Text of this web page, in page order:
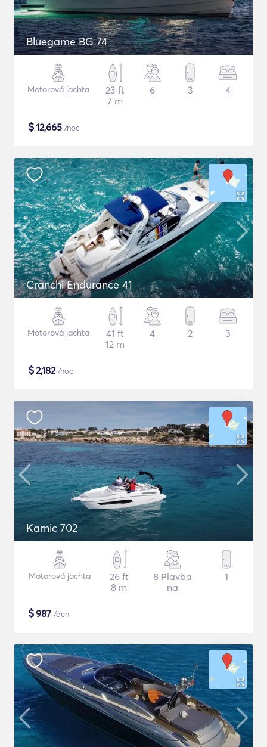
Bluegame BG 74
Motorová jachta
23 ft
7 m
6 3 4
$12,665 /noc
Cranchi Endurance 41
Motorová jachta
41 ft
12 m
4 2 3
$2,182/noc
Karnic 702
Motorová jachta
26 ft
8 m
8 Plavba
na
1
$987 /den